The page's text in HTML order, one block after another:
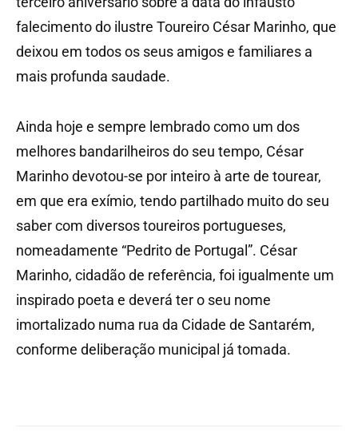
falecimento do ilustre Toureiro César Marinho, que
deixou em todos os seus amigos e familiares a
mais profunda saudade.
Ainda hoje e sempre lembrado como um dos
melhores bandarilheiros do seu tempo, César
Marinho devotou-se por inteiro à arte de tourear,
em que era exímio, tendo partilhado muito do seu
saber com diversos toureiros portugueses,
nomeadamente “Pedrito de Portugal”. César
Marinho, cidadão de referência, foi igualmente um
inspirado poeta e deverá ter o seu nome
imortalizado numa rua da Cidade de Santarém,
conforme deliberação municipal já tomada.